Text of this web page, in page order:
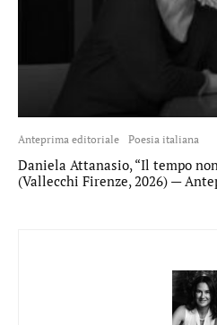
Anteprima editoriale Poesia italiana
Daniela Attanasio, “Il tempo
(Vallecchi Firenze, 2026) —